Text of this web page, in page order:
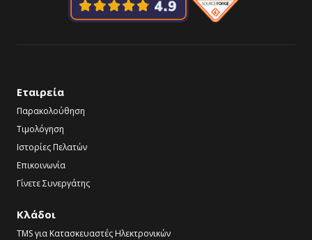
Εταιρεία
Παρακολούθηση
Τιμολόγηση
Ιστορίες Πελατών
Επικοινωνία
Γίνετε Συνεργάτης
Κλάδοι
TMS για Κατασκευαστές Ηλεκτρονικών